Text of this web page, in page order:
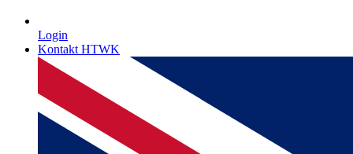
Login
Kontakt HTWK